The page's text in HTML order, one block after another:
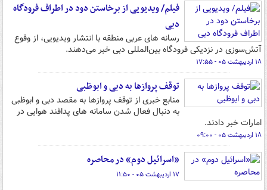
فیلم/ ویدیویی از برخاستن دود در اطراف فرودگاه
دبی
رسانه های عربی منطقه با انتشار ویدیویی، از وقوع
آتش‌سوزی در نزدیکی فرودگاه بین‌المللی دبی خبر می‌دهند.
۱۸ اردیبهشت ۰۵ - ۱۷:۵۵
توقف پروازها به دبی و ابوظبی
منابع خبری از توقف پروازها به مقصد دبی و ابوظبی
به دنبال فعال شدن سامانه های پدافند هوایی در
امارات خبر دادند.
۱۸ اردیبهشت ۰۵ - ۰۹:۰۰
«اسرائیل دوم» در محاصره
۱۷ اردیبهشت ۰۵ - ۱۱:۵۰